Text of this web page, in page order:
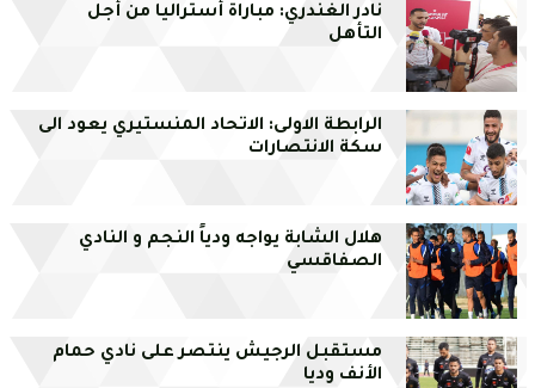
نادر الغندري: مباراة أستراليا من أجل
التأهل
الرابطة الاولى: الاتحاد المنستيري يعود الى
سكة الانتصارات
هلال الشابة يواجه ودياً النجم و النادي
الصفاقسي
مستقبل الرجيش ينتصر على نادي حمام
الأنف وديا